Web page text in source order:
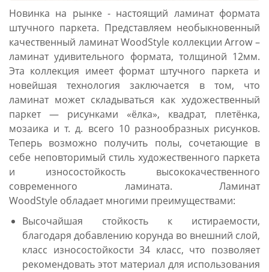
Новинка на рынке - настоящий ламинат формата
штучного паркета. Представляем необыкновенный
качественный ламинат WoodStyle коллекции Arrow –
ламинат удивительного формата, толщиной 12мм.
Эта коллекция имеет формат штучного паркета и
новейшая технология заключается в том, что
ламинат может складываться как художественный
паркет — рисунками «ёлка», квадрат, плетёнка,
мозаика и т. д. всего 10 разнообразных рисунков.
Теперь возможно получить полы, сочетающие в
себе неповторимый стиль художественного паркета
и износостойкость высококачественного
современного ламината. Ламинат
WoodStyle обладает многими преимуществами:
Высочайшая стойкость к истираемости,
благодаря добавлению корунда во внешний слой,
класс износостойкости 34 класс, что позволяет
рекомендовать этот материал для использования